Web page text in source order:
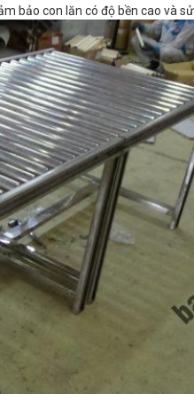
bảo con lăn có độ bền cao và